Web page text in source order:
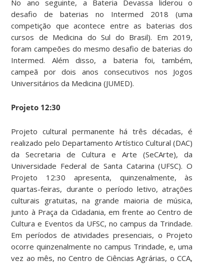
No ano seguinte, a Bateria Devassa liderou o
desafio de baterias no Intermed 2018 (uma
competição que acontece entre as baterias dos
cursos de Medicina do Sul do Brasil). Em 2019,
foram campeões do mesmo desafio de baterias do
Intermed. Além disso, a bateria foi, também,
campeã por dois anos consecutivos nos Jogos
Universitários da Medicina (JUMED).
Projeto 12:30
Projeto cultural permanente há três décadas, é
realizado pelo Departamento Artístico Cultural (DAC)
da Secretaria de Cultura e Arte (SeCArte), da
Universidade Federal de Santa Catarina (UFSC). O
Projeto 12:30 apresenta, quinzenalmente, às
quartas-feiras, durante o período letivo, atrações
culturais gratuitas, na grande maioria de música,
junto à Praça da Cidadania, em frente ao Centro de
Cultura e Eventos da UFSC, no campus da Trindade.
Em períodos de atividades presenciais, o Projeto
ocorre quinzenalmente no campus Trindade, e, uma
vez ao mês, no Centro de Ciências Agrárias, o CCA,